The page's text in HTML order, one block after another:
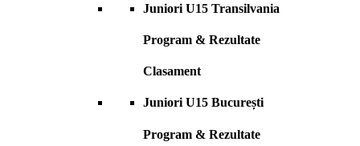
Juniori U15 Transilvania
Program & Rezultate
Clasament
Juniori U15 București
Program & Rezultate